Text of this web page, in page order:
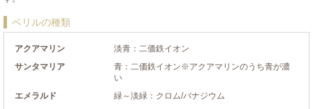
ベリルの種類
アクアマリン
淡青：二価鉄イオン
サンタマリア
青：二価鉄イオン※アクアマリンのうち青が濃
い
エメラルド
緑～淡緑：クロム/バナジウム